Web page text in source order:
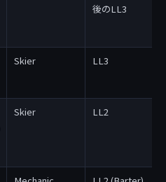
後のLL3
Skier LL3
Skier LL2